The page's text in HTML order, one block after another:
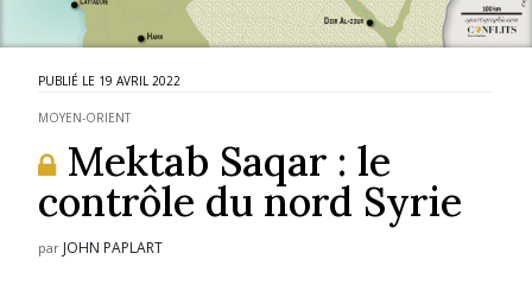
19 AVRIL 2022
MOYEN-ORIENT
Mektab Saqar : le
contrôle du nord Syrie
par JOHN PAPLART